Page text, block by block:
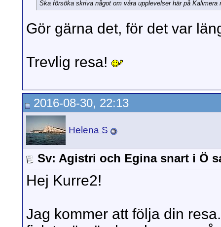
Ska försöka skriva något om våra upplevelser här på Kalimera
Gör gärna det, för det var
Trevlig resa!
2016-08-30, 22:13
Helena S
Sv: Agistri och Egina snart i Ö
Hej Kurre2!
Jag kommer att följa din